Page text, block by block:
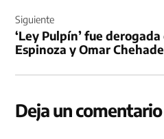
Siguiente
‘Ley Pulpín’ fue
Espinoza y Omar Chehade
Deja un comentario